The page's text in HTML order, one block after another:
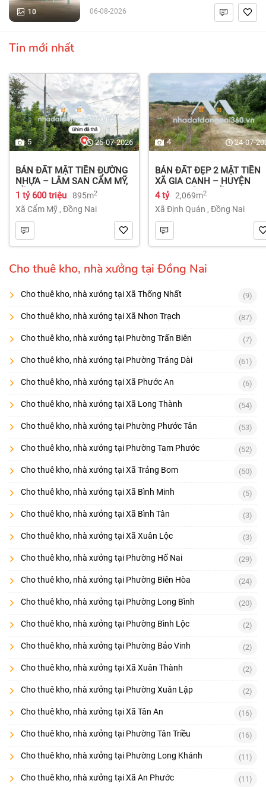
10 06-08-2026
Tin mới nhất
5 25-07-2026
BÁN ĐẤT MẶT TIỀN ĐƯỜNG
NHỰA – LÂM SAN CẨM MỸ,
ĐỒNG NAI.
1 tỷ 600 triệu 895m2
Xã Cẩm Mỹ , Đồng Nai
4 24-07-
BÁN ĐẤT ĐẸP 2 MẶT TIỀN
XÃ GIA CANH – HUYỆN
ĐỊNH QUÁN – ĐỒNG NAI dt
2.069m² 4 tỷ
4 tỷ 2,069m2
Xã Định Quán , Đồng Nai
Cho thuê kho, nhà xưởng tại Đồng Nai
Cho thuê kho, nhà xưởng tại Xã Thống Nhất (9)
Cho thuê kho, nhà xưởng tại Xã Nhơn Trạch (87)
Cho thuê kho, nhà xưởng tại Phường Trấn Biên (7)
Cho thuê kho, nhà xưởng tại Phường Trảng Dài (61)
Cho thuê kho, nhà xưởng tại Xã Phước An (6)
Cho thuê kho, nhà xưởng tại Xã Long Thành (54)
Cho thuê kho, nhà xưởng tại Phường Phước Tân (53)
Cho thuê kho, nhà xưởng tại Phường Tam Phước (52)
Cho thuê kho, nhà xưởng tại Xã Trảng Bom (50)
Cho thuê kho, nhà xưởng tại Xã Bình Minh (5)
Cho thuê kho, nhà xưởng tại Xã Bình Tân (3)
Cho thuê kho, nhà xưởng tại Xã Xuân Lộc (3)
Cho thuê kho, nhà xưởng tại Phường Hố Nai (29)
Cho thuê kho, nhà xưởng tại Phường Biên Hòa (24)
Cho thuê kho, nhà xưởng tại Phường Long Bình (20)
Cho thuê kho, nhà xưởng tại Phường Bình Lộc (2)
Cho thuê kho, nhà xưởng tại Phường Bảo Vinh (2)
Cho thuê kho, nhà xưởng tại Xã Xuân Thành (2)
Cho thuê kho, nhà xưởng tại Phường Xuân Lập (2)
Cho thuê kho, nhà xưởng tại Xã Tân An (16)
Cho thuê kho, nhà xưởng tại Phường Tân Triều (16)
Cho thuê kho, nhà xưởng tại Phường Long Khánh (11)
Cho thuê kho, nhà xưởng tại Xã An Phước (11)